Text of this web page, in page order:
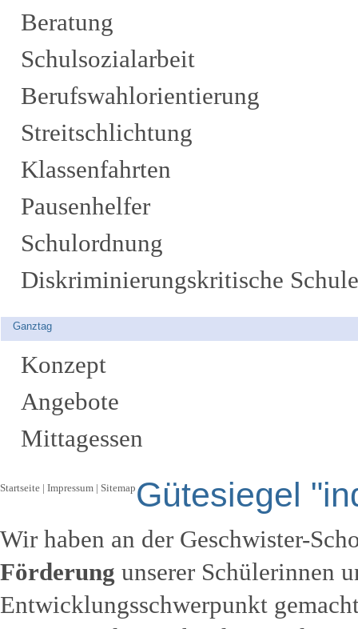
Beratung
Schulsozialarbeit
Berufswahlorientierung
Streitschlichtung
Klassenfahrten
Pausenhelfer
Schulordnung
Diskriminierungskritische Schule
Ganztag
Konzept
Angebote
Mittagessen
Startseite Impressum Sitemap Gütesiegel
Wir haben an der Geschwister-
Förderung unserer Schülerinnen
Entwicklungsschwerpunkt